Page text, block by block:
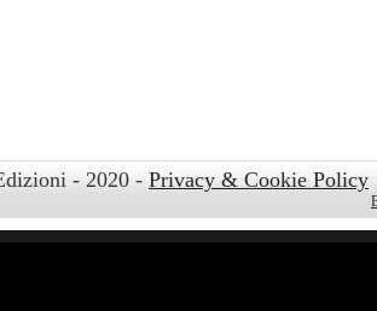
- 2020 - Privacy & Cookie Policy